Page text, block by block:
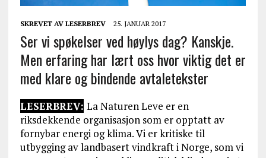
SKREVET AV LESERBREV 25. JANUAR 2017
Ser vi spøkelser ved høylys dag? Kanskje.
Men erfaring har lært oss hvor viktig det er
med klare og bindende avtaletekster
LESERBREV: La Naturen Leve er en
riksdekkende organisasjon som er opptatt av
fornybar energi og klima. Vi er kritiske til
utbygging av landbasert vindkraft i Norge, som vi